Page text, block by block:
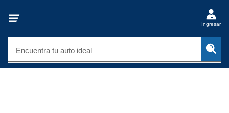
Ingresar
Encuentra tu auto ideal